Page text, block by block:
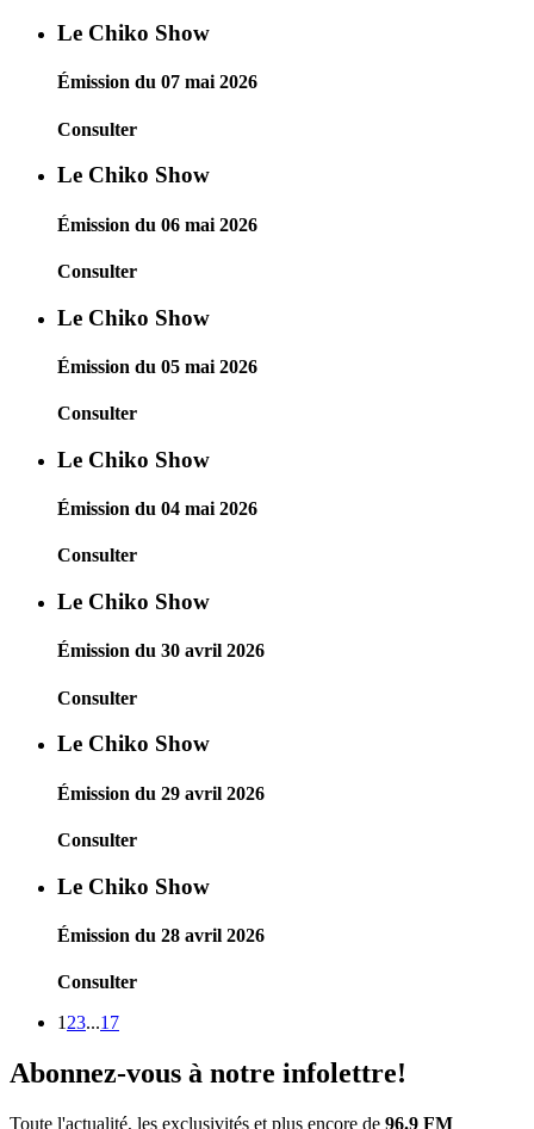
Le Chiko Show
Émission du 07 mai 2026
Consulter
Le Chiko Show
Émission du 06 mai 2026
Consulter
Le Chiko Show
Émission du 05 mai 2026
Consulter
Le Chiko Show
Émission du 04 mai 2026
Consulter
Le Chiko Show
Émission du 30 avril 2026
Consulter
Le Chiko Show
Émission du 29 avril 2026
Consulter
Le Chiko Show
Émission du 28 avril 2026
Consulter
1 23...17
Abonnez-vous à notre infolettre!
Toute l'actualité, les exclusivités et plus encore de 96.9 FM